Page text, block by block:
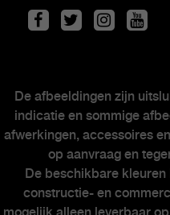
Onderhoud van
Kits &
Naverkoop
Autodealers
De afbeeldingen zijn
indicatie en sommige
afwerkingen, accessoires
op aanvraag en
De beschikbare
constructie- en